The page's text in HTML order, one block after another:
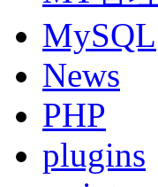
MySQL
News
PHP
plugins